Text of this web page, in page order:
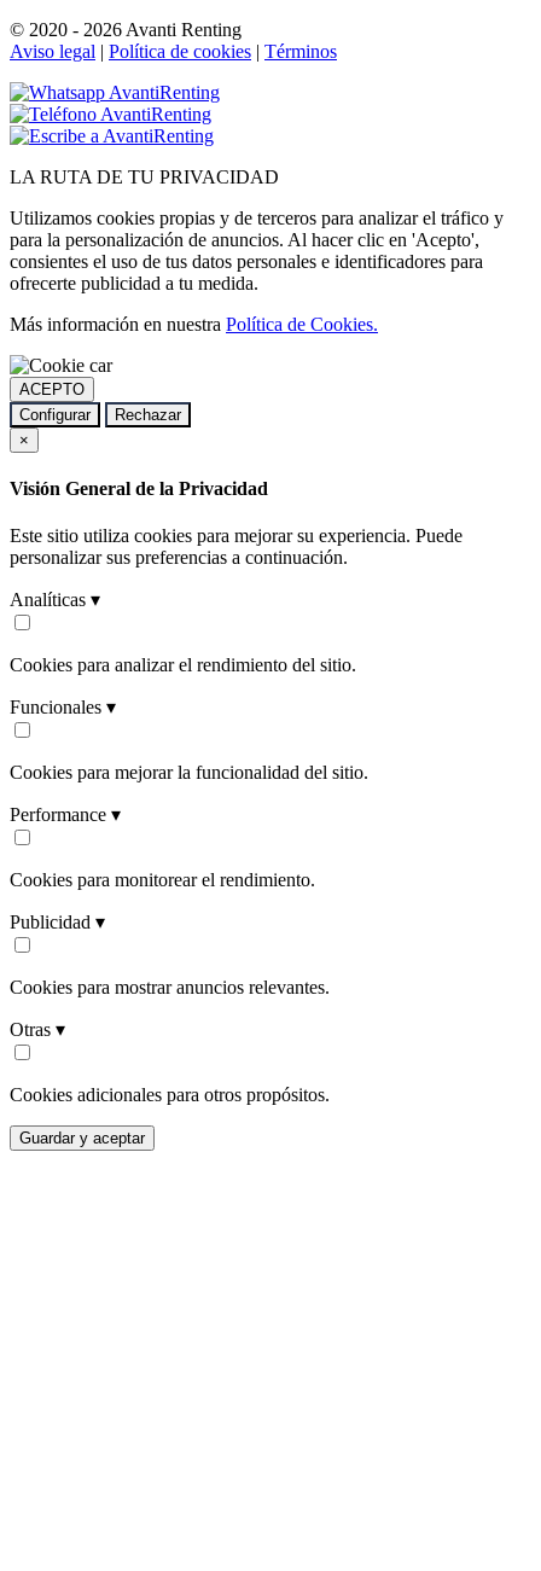
© 2020 - 2026 Avanti Renting
Aviso legal | Política de cookies | Términos
LA RUTA DE TU PRIVACIDAD
Utilizamos cookies propias y de terceros para analizar el tráfico y
para la personalización de anuncios. Al hacer clic en 'Acepto',
consientes el uso de tus datos personales e identificadores para
ofrecerte publicidad a tu medida.
Más información en nuestra Política de Cookies.
ACEPTO
Configurar
Rechazar
×
Visión General de la Privacidad
Este sitio utiliza cookies para mejorar su experiencia. Puede
personalizar sus preferencias a continuación.
Analíticas ▾
Cookies para analizar el rendimiento del sitio.
Funcionales ▾
Cookies para mejorar la funcionalidad del sitio.
Performance ▾
Cookies para monitorear el rendimiento.
Publicidad ▾
Cookies para mostrar anuncios relevantes.
Otras ▾
Cookies adicionales para otros propósitos.
Guardar y aceptar